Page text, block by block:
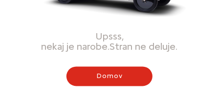
Upsss,
nekaj je narobe.Stran ne deluje.
Domov